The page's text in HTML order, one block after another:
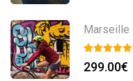
Marseille
299.00€